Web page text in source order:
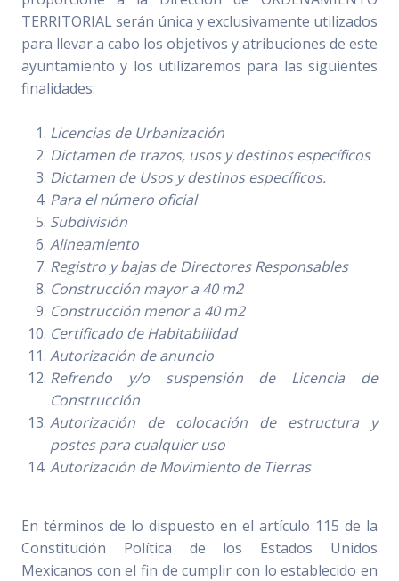
TERRITORIAL serán única y exclusivamente utilizados
para llevar a cabo los objetivos y atribuciones de este
ayuntamiento y los utilizaremos para las siguientes
finalidades:
Licencias de Urbanización
Dictamen de trazos, usos y destinos específicos
Dictamen de Usos y destinos específicos.
Para el número oficial
Subdivisión
Alineamiento
Registro y bajas de Directores Responsables
Construcción mayor a 40 m2
Construcción menor a 40 m2
Certificado de Habitabilidad
Autorización de anuncio
Refrendo y/o suspensión de Licencia de
Construcción
Autorización de colocación de estructura y
postes para cualquier uso
Autorización de Movimiento de Tierras
En términos de lo dispuesto en el artículo 115 de la
Constitución Política de los Estados Unidos
Mexicanos con el fin de cumplir con lo establecido en